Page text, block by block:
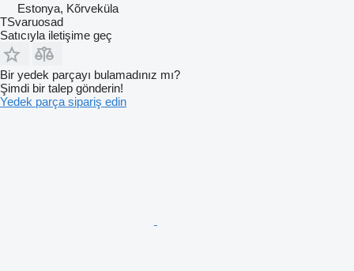
Estonya, Kõrveküla
TSvaruosad
Satıcıyla iletişime geç
Bir yedek parçayı bulamadınız mı?
Şimdi bir talep gönderin!
Yedek parça sipariş edin